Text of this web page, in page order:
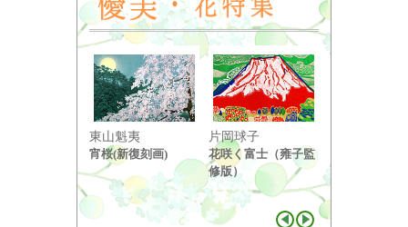
東山魁夷
宵桜(新復刻画)
片岡球子
花咲く富士（雍子監
修版）